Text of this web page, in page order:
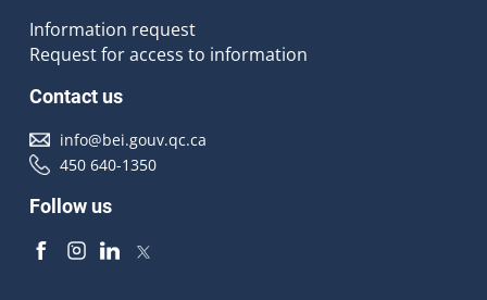
Information request
Request for access to information
Contact us
info@bei.gouv.qc.ca
450 640-1350
Follow us